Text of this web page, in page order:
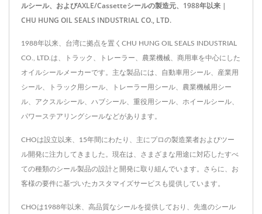
ルシール、およびAXLE/Cassetteシールの製造元、1988年以来 |
CHU HUNG OIL SEALS INDUSTRIAL CO., LTD.
1988年以来、台湾に拠点を置くCHU HUNG OIL SEALS INDUSTRIAL
CO., LTD.は、トラック、トレーラー、農業機械、商用車を中心にした
オイルシールメーカーです。主な製品には、自動車用シール、産業用
シール、トラック用シール、トレーラー用シール、農業機械用シー
ル、アクスルシール、ハブシール、重役用シール、ホイールシール、
パワーステアリングシールなどがあります。
CHOは設立以来、15年間にわたり、主にプロの製造業者およびツー
ル開発に注力してきました。現在は、さまざまな用途に対応したすべ
ての種類のシール製品の設計と開発に取り組んでいます。さらに、お
客様の要件に基づいたカスタマイズサービスも提供しています。
CHOは1988年以来、高品質なシールを提供しており、先進のシール